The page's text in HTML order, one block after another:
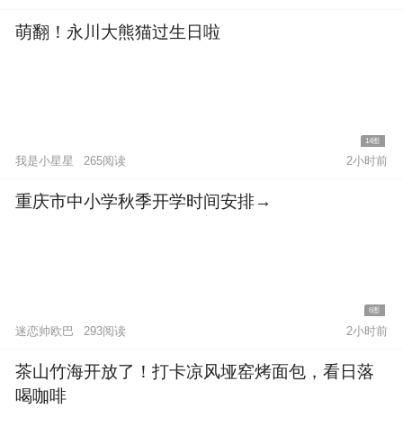
萌翻！永川大熊猫过生日啦
14图
我是小星星 265阅读 2小时前
重庆市中小学秋季开学时间安排→
6图
迷恋帅欧巴 293阅读 2小时前
茶山竹海开放了！打卡凉风垭窑烤面包，看日落
喝咖啡